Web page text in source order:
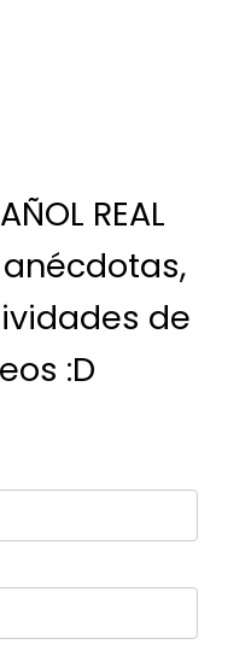
REAL
de
:D